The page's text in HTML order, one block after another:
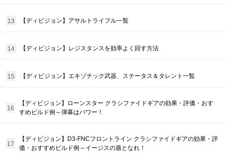
【ディビジョン】アサルトライフル一覧
【ディビジョン】レジスタンスを効率よく回す方法
【ディビジョン】エキゾチック武器、ステータス＆タレント一覧
【ディビジョン】ローンスター クラシファイドギアの効果・評価・おす
すめビルド例～弾幕はパワー！
【ディビジョン】D3-FNCフロントライン クラシファイドギアの効果・評
価・おすすめビルド例～イージスの盾となれ！